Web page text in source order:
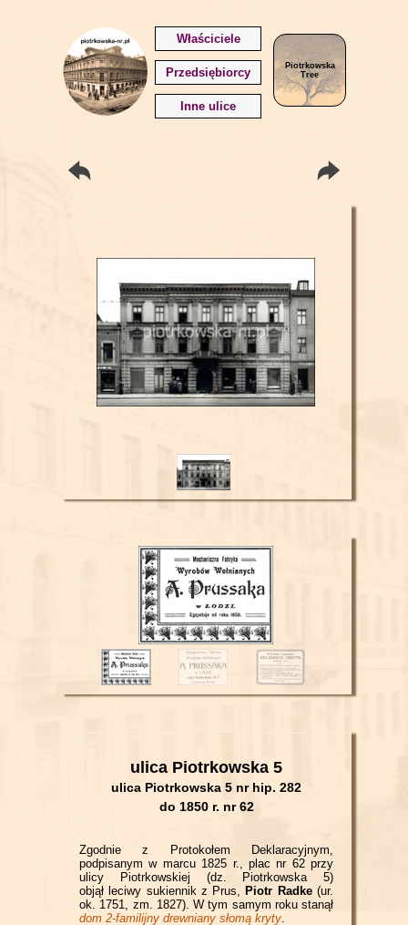
Piotrkowska
Tree
ulica Piotrkowska 5
ulica Piotrkowska 5 nr hip. 282
do 1850 r. nr62
Zgodnie z Protokołem Deklaracyjnym,
podpisanym w marcu 1825 r., plac nr 62 przy
ulicy Piotrkowskiej (dz. Piotrkowska 5)
objął leciwy sukiennik z Prus, Piotr Radke(ur.
ok. 1751, zm. 1827). W tym samym roku stanął
dom 2-familijny drewniany słomą kryty.
Właściciele
Przedsiębiorcy
Inne ulice